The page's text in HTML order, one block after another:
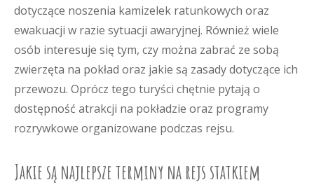
dotyczące noszenia kamizelek ratunkowych oraz
ewakuacji w razie sytuacji awaryjnej. Również wiele
osób interesuje się tym, czy można zabrać ze sobą
zwierzęta na pokład oraz jakie są zasady dotyczące ich
przewozu. Oprócz tego turyści chętnie pytają o
dostępność atrakcji na pokładzie oraz programy
rozrywkowe organizowane podczas rejsu.
Jakie są najlepsze terminy na rejs statkiem